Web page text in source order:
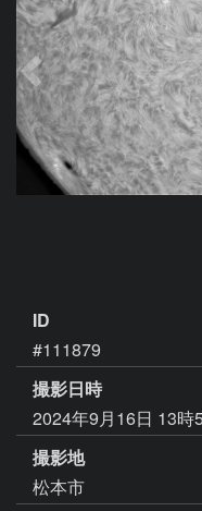
ID
#111879
撮影日時
2024年9月16日 13時
撮影地
松本市